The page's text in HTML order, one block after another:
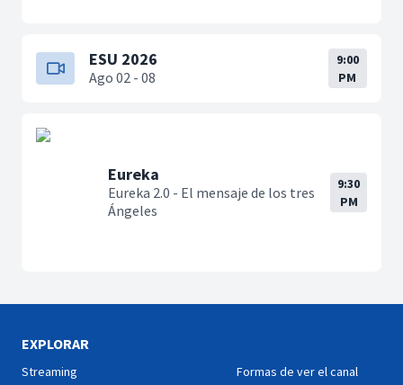
ESU 2026
Ago 02 - 08
9:00
PM
Eureka
Eureka 2.0 - El mensaje de los tres
Ángeles
9:30
PM
EXPLORAR
Streaming
Formas de ver el canal